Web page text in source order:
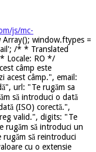
js/mc-
window.ftypes =
/* * Translated
Locale: RO */
câmp este
acest câmp.", email:
url: "Te rugăm sa
să introduci o dată
(ISO) corectă.",
valid.", digits: "Te
rugăm să introduci un
să reintroduci
cu o extensie